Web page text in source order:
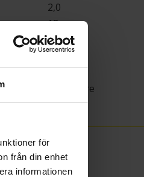
för
från din enhet
informationen
2,0
18
Guldfynd
Vitt guld
18K Gold
Singapore
1,3